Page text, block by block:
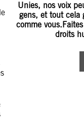
Unies, nos voix
gens, et tout cela
comme
droits